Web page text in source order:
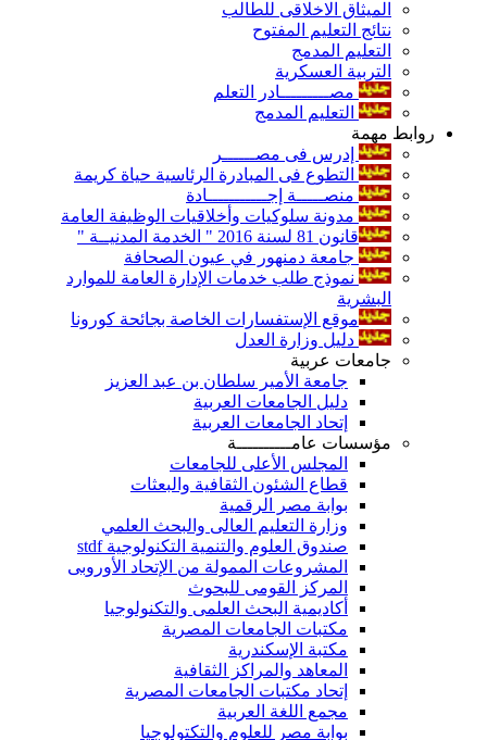
الميثاق الاخلاقى للطالب
نتائج التعليم المفتوح
التعليم المدمج
التربية العسكرية
مصـــــــــادر التعلم
التعليم المدمج
روابط مهمة
إدرس فى مصــــــر
التطوع فى المبادرة الرئاسية حياة كريمة
منصـــــة إجـــــــــــادة
مدونة سلوكيات وأخلاقيات الوظيفة العامة
قانون 81 لسنة 2016 " الخدمة المدنيــة "
جامعة دمنهور في عيون الصحافة
نموذج طلب خدمات الإدارة العامة للموارد
البشرية
موقع الإستفسارات الخاصة بجائحة كورونا
دليل وزارة العدل
جامعات عربية
جامعة الأمير سلطان بن عبد العزيز
دليل الجامعات العربية
إتحاد الجامعات العربية
مؤسسات عامــــــــــة
المجلس الأعلى للجامعات
قطاع الشئون الثقافية والبعثات
بوابة مصر الرقمية
وزارة التعليم العالى والبحث العلمي
صندوق العلوم والتنمية التكنولوجية stdf
المشروعات الممولة من الإتحاد الأوروبى
المركز القومى للبحوث
أكاديمية البحث العلمى والتكنولوجيا
مكتبات الجامعات المصرية
مكتبة الإسكندرية
المعاهد والمراكز الثقافية
إتحاد مكتبات الجامعات المصرية
مجمع اللغة العربية
بوابة مصر للعلوم والتكتولوجيا